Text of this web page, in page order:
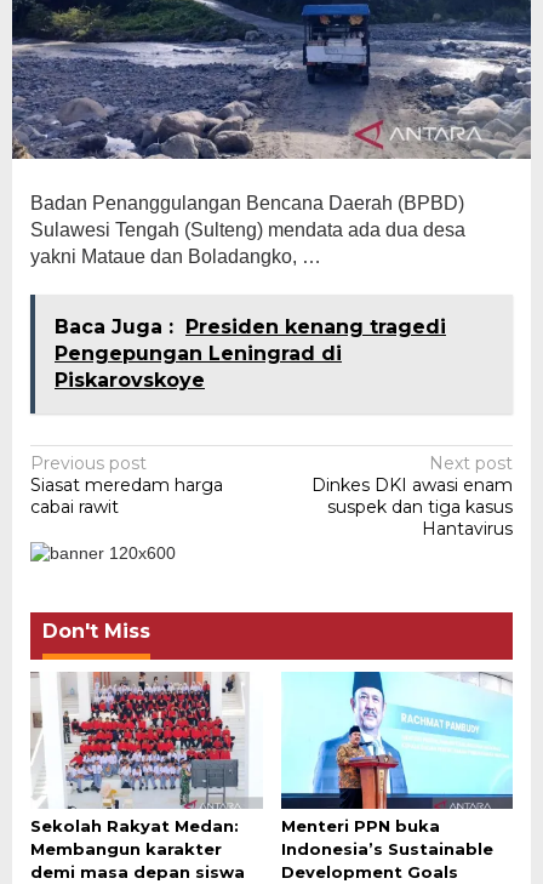
Badan Penanggulangan Bencana Daerah (BPBD)
Sulawesi Tengah (Sulteng) mendata ada dua desa
yakni Mataue dan Boladangko, …
Baca Juga :
Presiden kenang tragedi
Pengepungan Leningrad di
Piskarovskoye
Post
navigation
Previous post
Siasat meredam harga
cabai rawit
Next post
Dinkes DKI awasi enam
suspek dan tiga kasus
Hantavirus
Don't Miss
Sekolah Rakyat Medan:
Membangun karakter
demi masa depan siswa
Menteri PPN buka
Indonesia’s Sustainable
Development Goals